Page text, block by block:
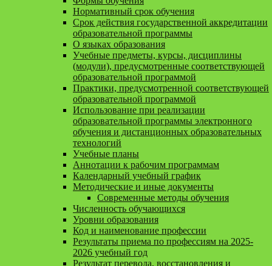
Нормативный срок обучения
Срок действия государственной аккредитации
образовательной программы
О языках образования
Учебные предметы, курсы, дисциплины
(модули), предусмотренные соответствующей
образовательной программой
Практики, предусмотренной соответствующей
образовательной программой
Использование при реализации
образовательной программы электронного
обучения и дистанционных образовательных
технологий
Учебные планы
Аннотации к рабочим программам
Календарный учебный график
Методические и иные документы
Современные методы обучения
Численность обучающихся
Уровни образования
Код и наименование профессии
Результаты приема по профессиям на 2025-
2026 учебный год
Результат перевода, восстановления и